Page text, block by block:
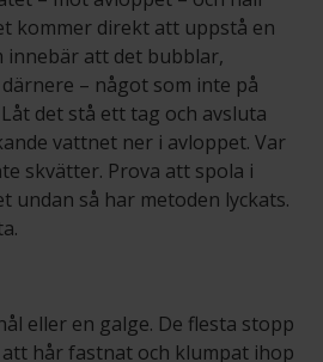
kommer direkt att uppstå en
innebär att det bubblar,
– något som inte på
det stå ett tag och avsluta
vattnet ner i avloppet. Var
skvätter. Prova att spola i
undan så har metoden lyckats.
eller en galge. De flesta stopp
hår fastnat och klumpat ihop